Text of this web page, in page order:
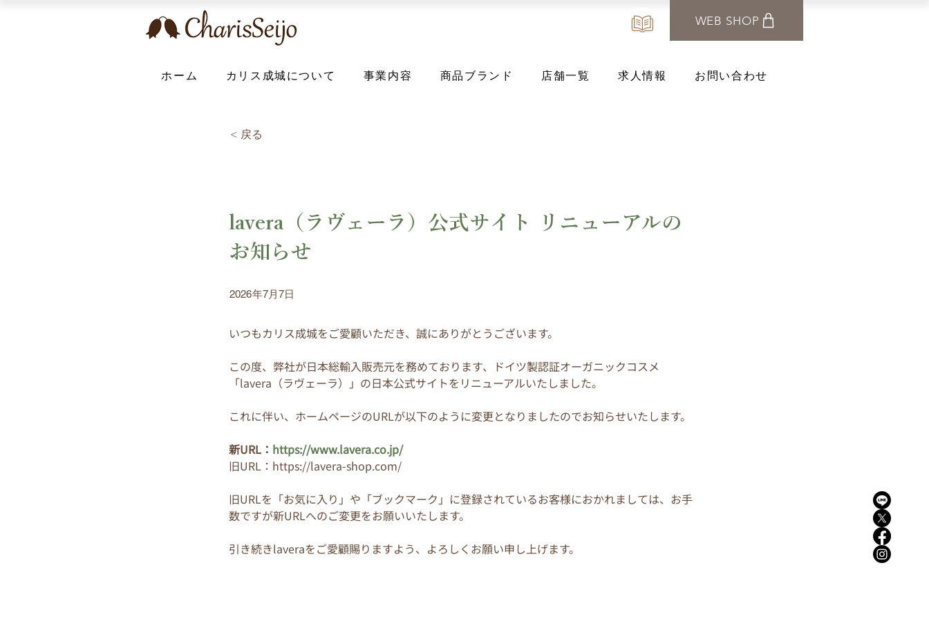
WEB SHOP
ホーム カリス成城について 事業内容 商品ブランド 店舗一覧 求人情報 お問い合わせ
< 戻る
lavera（ラヴェーラ）公式サイト リニューアルの
お知らせ
2026年7月7日
いつもカリス成城をご愛顧いただき、誠にありがとうございます。
この度、弊社が日本総輸入販売元を務めております、ドイツ製認証オーガニックコスメ
「lavera（ラヴェーラ）」の日本公式サイトをリニューアルいたしました。
これに伴い、ホームページのURLが以下のように変更となりましたのでお知らせいたします。
新URL： https://www.lavera.co.jp/
旧URL：https://lavera-shop.com/
旧URLを「お気に入り」や「ブックマーク」に登録されているお客様におかれましては、お手
数ですが新URLへのご変更をお願いいたします。
引き続きlaveraをご愛顧賜りますよう、よろしくお願い申し上げます。